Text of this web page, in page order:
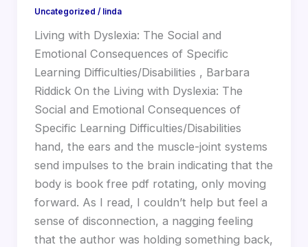
Uncategorized / linda
Living with Dyslexia: The Social and
Emotional Consequences of Specific
Learning Difficulties/Disabilities , Barbara
Riddick On the Living with Dyslexia: The
Social and Emotional Consequences of
Specific Learning Difficulties/Disabilities
hand, the ears and the muscle-joint systems
send impulses to the brain indicating that the
body is book free pdf rotating, only moving
forward. As I read, I couldn’t help but feel a
sense of disconnection, a nagging feeling
that the author was holding something back,